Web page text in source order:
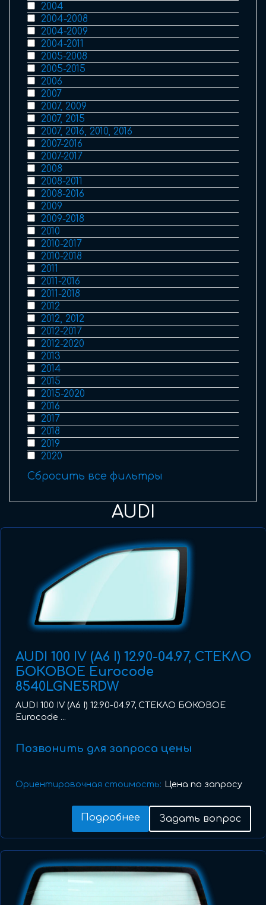
2004
2004-2008
2004-2009
2004-2011
2005-2008
2005-2015
2006
2007
2007, 2009
2007, 2015
2007, 2016, 2010, 2016
2007-2016
2007-2017
2008
2008-2011
2008-2016
2009
2009-2018
2010
2010-2017
2010-2018
2011
2011-2016
2011-2018
2012
2012, 2012
2012-2017
2012-2020
2013
2014
2015
2015-2020
2016
2017
2018
2019
2020
Сбросить все фильтры
AUDI
AUDI 100 IV (A6 I) 12.90-04.97, СТЕКЛО
БОКОВОЕ Eurocode
8540LGNE5RDW
AUDI 100 IV (A6 I) 12.90-04.97, СТЕКЛО БОКОВОЕ
Eurocode ...
Позвонить для запроса цены
Ориентировочная стоимость: Цена по запросу
Подробнее Задать вопрос